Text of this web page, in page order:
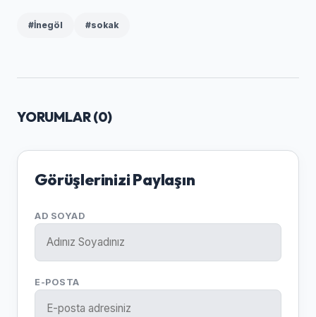
#İnegöl #sokak
YORUMLAR (0)
Görüşlerinizi Paylaşın
AD SOYAD
E-POSTA